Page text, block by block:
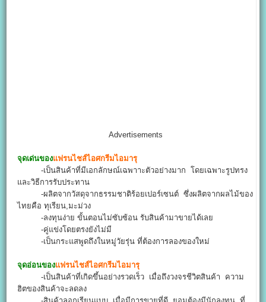
Advertisements
จุดเด่นของแฟรนไชส์ไอศกรีมไอมารุ
-เป็นสินค้าที่มีเอกลักษณ์เฉพาาะตัวอย่างมาก โดยเฉพาะรูปทรง
และวิธีการรับประทาน
-ผลิตจากวัสดุจากธรรมชาติร้อยเปอร์เซนต์ ซึ่งผลิตจากผลไม้ของ
ไทยคือ ทุเรียน,มะม่วง
-ลงทุนง่าย ขั้นตอนไม่ซับซ้อน รับสินค้ามาขายได้เลย
-คู่แข่งโดยตรงยังไม่มี
-เป็นกระแสพูดถึงในหมู่วัยรุ่น ที่ต้องการลองของใหม่
จุดอ่อนของแฟรนไชส์ไอศกรีมไอมารุ
-เป็นสินค้าที่เกิดขึ้นอย่างรวดเร็ว เมื่อถึงวงจรชีวิตสินค้า ความ
ฮิตของสินค้าจะลดลง